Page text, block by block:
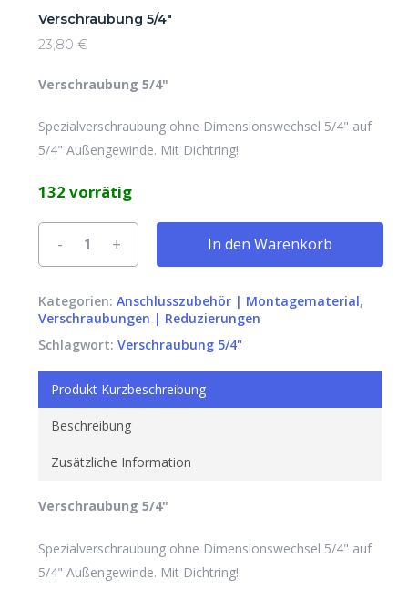
Verschraubung 5/4″
23,80 €
Verschraubung 5/4"
Spezialverschraubung ohne Dimensionswechsel 5/4" auf
5/4" Außengewinde. Mit Dichtring!
132 vorrätig
In den Warenkorb
Kategorien: Anschlusszubehör | Montagematerial,
Verschraubungen | Reduzierungen
Schlagwort: Verschraubung 5/4"
Produkt Kurzbeschreibung
Beschreibung
Zusätzliche Information
Verschraubung 5/4"
Spezialverschraubung ohne Dimensionswechsel 5/4" auf
5/4" Außengewinde. Mit Dichtring!